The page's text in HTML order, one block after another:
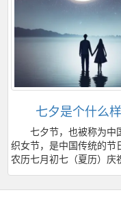
七夕是个什么
七夕节，也被称为中
织女节，是中国传统的节
农历七月初七（夏历）庆